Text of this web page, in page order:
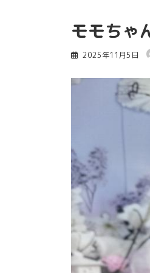
モモち
2025年11月5日